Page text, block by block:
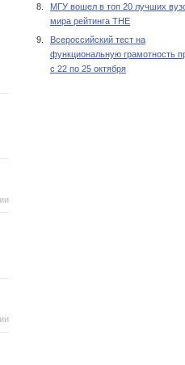
8.
МГУ вошел в топ 20 лучших
мира рейтинга THE
9.
Всероссийский тест на
функциональную грамотность
с 22 по 25 октября